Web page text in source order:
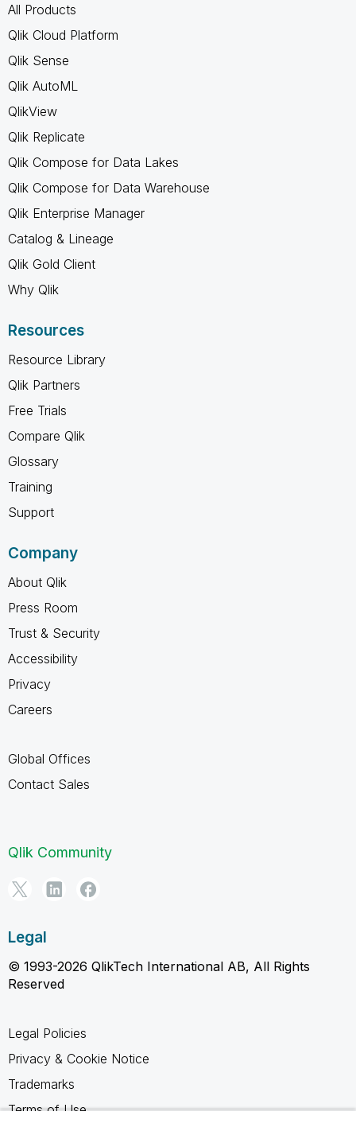
All Products
Qlik Cloud Platform
Qlik Sense
Qlik AutoML
QlikView
Qlik Replicate
Qlik Compose for Data Lakes
Qlik Compose for Data Warehouse
Qlik Enterprise Manager
Catalog & Lineage
Qlik Gold Client
Why Qlik
Resources
Resource Library
Qlik Partners
Free Trials
Compare Qlik
Glossary
Training
Support
Company
About Qlik
Press Room
Trust & Security
Accessibility
Privacy
Careers
Global Offices
Contact Sales
Qlik Community
Legal
© 1993-2026 QlikTech International AB, All Rights
Reserved
Legal Policies
Privacy & Cookie Notice
Trademarks
Terms of Use